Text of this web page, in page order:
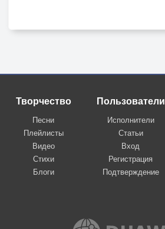
Творчество
Песни
Плейлисты
Видео
Стихи
Блоги
Пользователи
Исполнители
Статьи
Вход
Регистрация
Подтверждение